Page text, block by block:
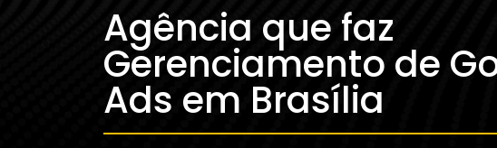
Agência que faz
Gerenciamento de
Ads em Brasília